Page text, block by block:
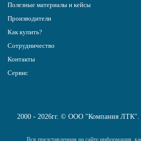
Полезные материалы и кейсы
Производители
Как купить?
Сотрудничество
Контакты
Сервис
2000 - 2026гг. © ООО "Компания ЛТК".